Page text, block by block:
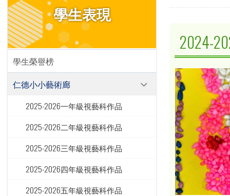
2024-
學生表現
學生榮譽榜
仁德小小藝術廊
2025-2026一年級視藝科作品
2025-2026二年級視藝科作品
2025-2026三年級視藝科作品
2025-2026四年級視藝科作品
2025-2026五年級視藝科作品